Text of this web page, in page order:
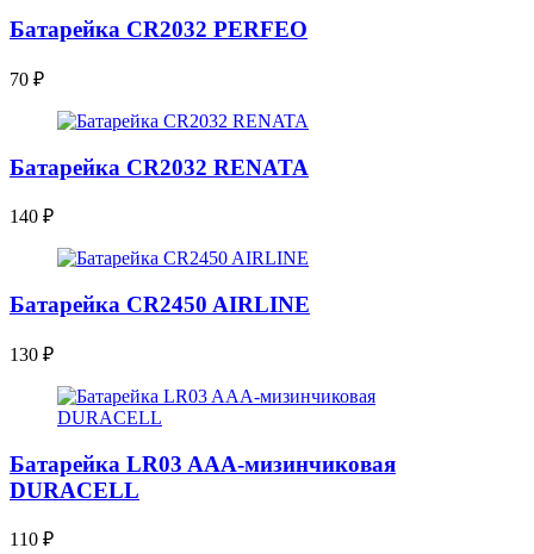
Батарейка CR2032 PERFEO
70 ₽
Батарейка CR2032 RENATA
140 ₽
Батарейка CR2450 AIRLINE
130 ₽
Батарейка LR03 AAA-мизинчиковая
DURACELL
110 ₽